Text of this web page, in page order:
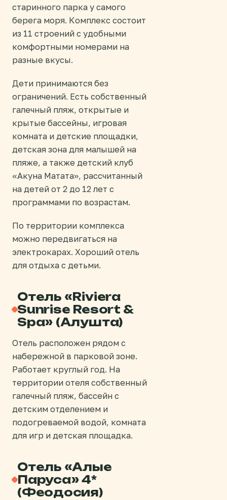
старинного парка у самого
берега моря. Комплекс состоит
из 11 строений с удобными
комфортными номерами на
разные вкусы.
Дети принимаются без
ограничений. Есть собственный
галечный пляж, открытые и
крытые бассейны, игровая
комната и детские площадки,
детская зона для малышей на
пляже, а также детский клуб
«Акуна Матата», рассчитанный
на детей от 2 до 12 лет с
программами по возрастам.
По территории комплекса
можно передвигаться на
электрокарах. Хороший отель
для отдыха с детьми.
Отель «Riviera
Sunrise Resort &
Spa» (Алушта)
Отель расположен рядом с
набережной в парковой зоне.
Работает круглый год. На
территории отеля собственный
галечный пляж, бассейн с
детским отделением и
подогреваемой водой, комната
для игр и детская площадка.
Отель «Алые
Паруса» 4*
(Феодосия)